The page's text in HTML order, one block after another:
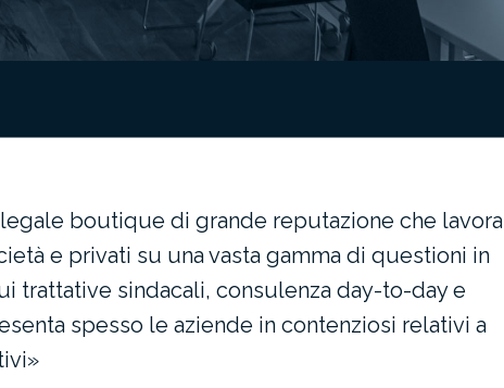
boutique di grande reputazione che lavora
e privati su una vasta gamma di questioni in
trattative sindacali, consulenza day-to-day e
spesso le aziende in contenziosi relativi a